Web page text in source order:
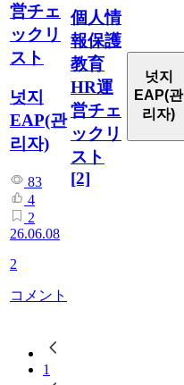
営チェ
ックリ
スト
넛지
EAP(관
리자)
83
4
2
26.06.08
2
コメント
個人情
報保護
教育
HR運
営チェ
ックリ
スト
[2]
넛지
EAP(관
리자)
1